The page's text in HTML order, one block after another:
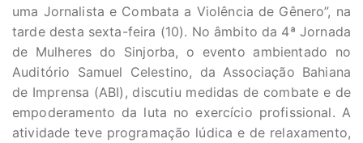
uma Jornalista e Combata a Violência de Gênero”, na
tarde desta sexta-feira (10). No âmbito da 4ª Jornada
de Mulheres do Sinjorba, o evento ambientado no
Auditório Samuel Celestino, da Associação Bahiana
de Imprensa (ABI), discutiu medidas de combate e de
empoderamento da luta no exercício profissional. A
atividade teve programação lúdica e de relaxamento,